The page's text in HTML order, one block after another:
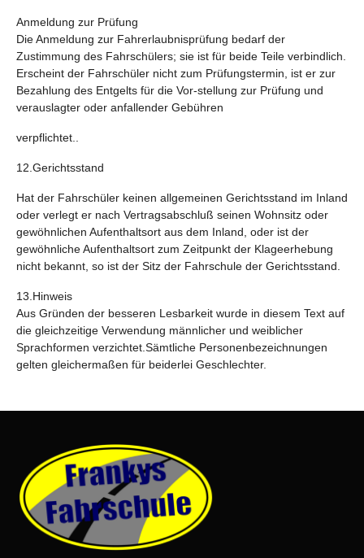
Anmeldung zur Prüfung
Die Anmeldung zur Fahrerlaubnisprüfung bedarf der
Zustimmung des Fahrschülers; sie ist für beide Teile verbindlich.
Erscheint der Fahrschüler nicht zum Prüfungstermin, ist er zur
Bezahlung des Entgelts für die Vor-stellung zur Prüfung und
verauslagter oder anfallender Gebühren
verpflichtet..
12.Gerichtsstand
Hat der Fahrschüler keinen allgemeinen Gerichtsstand im Inland
oder verlegt er nach Vertragsabschluß seinen Wohnsitz oder
gewöhnlichen Aufenthaltsort aus dem Inland, oder ist der
gewöhnliche Aufenthaltsort zum Zeitpunkt der Klageerhebung
nicht bekannt, so ist der Sitz der Fahrschule der Gerichtsstand.
13.Hinweis
Aus Gründen der besseren Lesbarkeit wurde in diesem Text auf
die gleichzeitige Verwendung männlicher und weiblicher
Sprachformen verzichtet.Sämtliche Personenbezeichnungen
gelten gleichermaßen für beiderlei Geschlechter.